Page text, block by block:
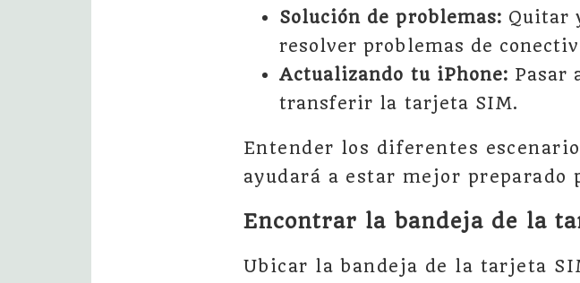
Solución de problemas: Quitar
resolver problemas de
Actualizando tu iPhone: Pasar
transferir la tarjeta SIM.
Entender los diferentes
ayudará a estar mejor preparado
Encontrar la bandeja de la
Ubicar la bandeja de la tarjeta